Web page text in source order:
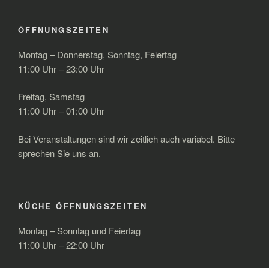
ÖFFNUNGSZEITEN
Montag – Donnerstag, Sonntag, Feiertag
11:00 Uhr – 23:00 Uhr
Freitag, Samstag
11:00 Uhr – 01:00 Uhr
Bei Veranstaltungen sind wir zeitlich auch variabel. Bitte
sprechen Sie uns an.
KÜCHE ÖFFNUNGSZEITEN
Montag – Sonntag und Feiertag
11:00 Uhr – 22:00 Uhr